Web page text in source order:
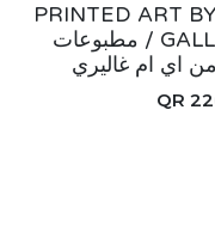
PRINTED ART
GALLERY / مطبوعات
اي ام غاليري
QR